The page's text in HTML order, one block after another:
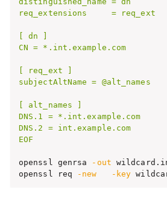
req_extensions     = req_ext
[ dn ]
CN = *.int.example.com
[ req_ext ]
subjectAltName = @alt_names
[ alt_names ]
DNS.1 = *.int.example.com
DNS.2 = int.example.com
EOF
openssl genrsa -out
openssl req
-new -key